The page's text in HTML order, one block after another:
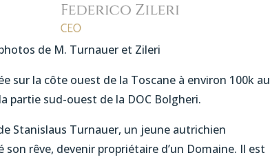
de M. Turnauer et Zileri
sur la côte ouest de la Toscane à environ 100k au
partie sud-ouest de la DOC Bolgheri.
Stanislaus Turnauer, un jeune autrichien
son rêve, devenir propriétaire d’un Domaine. Il est